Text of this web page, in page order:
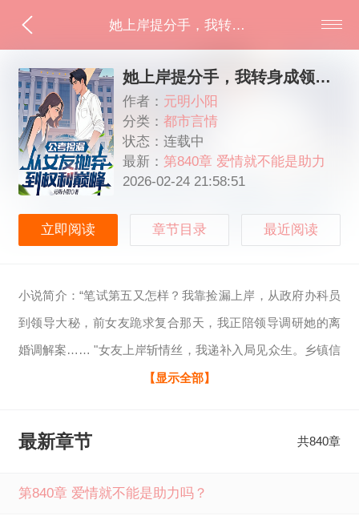
她上岸提分手，我转身成领导秘书
她上岸提分手，我转身成领导秘书
作者： 元明小阳
分类：都市言情
状态：连载中
最新： 第840章 爱情就不能是助力
吗？
2026-02-24 21:58:51
立即阅读 章节目录 最近阅读
小说简介：“笔试第五又怎样？我靠捡漏上岸，从政府办科员
到领导大秘，前女友跪求复合那天，我正陪领导调研她的离
婚调解案…… "女友上岸斩情丝，我递补入局见众生。乡镇信
访、大佬博弈、礁石暗流…这体制江湖，比公考残酷百
文学提供，如果您喜欢她上岸提分手，我转身成领导秘书元
读。
【显示全部】
最新章节 共840章
第840章 爱情就不能是助力吗？